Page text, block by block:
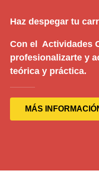
Haz despegar tu
Con el Actividades
profesionalizarte y
teórica y práctica.
MÁS